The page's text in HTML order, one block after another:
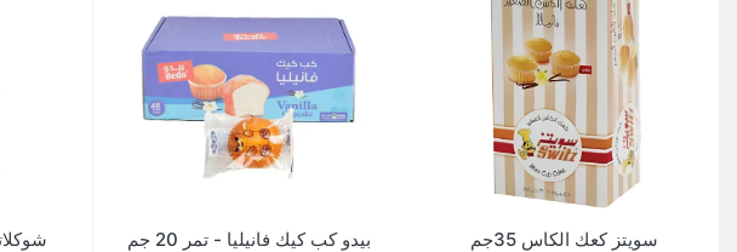
سويتز كعك الكاس 35جم بيدو كب كيك فانيليا - تمر 20 جم